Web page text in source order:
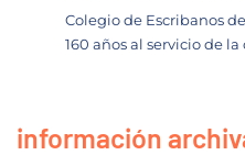
Colegio de Escribanos
160 años al servicio de
información